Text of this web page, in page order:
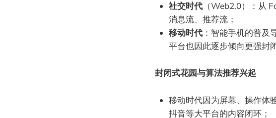
社交时代 （Web2.0）：从
消息流、推荐流；
移动时代 ：智能手机的普
平台也因此逐步倾向更强封
封闭式花园与算法推荐兴起
移动时代因为屏幕、操作体
抖音等大平台的内容闭环；